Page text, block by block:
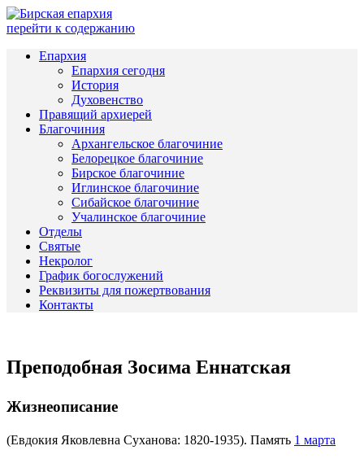
перейти к содержанию
Епархия
Епархия сегодня
История
Духовенство
Правящий архиерей
Благочиния
Архангельское благочиние
Белорецкое благочиние
Бирское благочиние
Иглинское благочиние
Сибайское благочиние
Учалинское благочиние
Отделы
Святые
Некролог
График богослужений
Реквизиты для пожертвования
Контакты
Преподобная Зосима Еннатская
Жизнеописание
(Евдокия Яковлевна Суханова: 1820-1935). Память 1 марта